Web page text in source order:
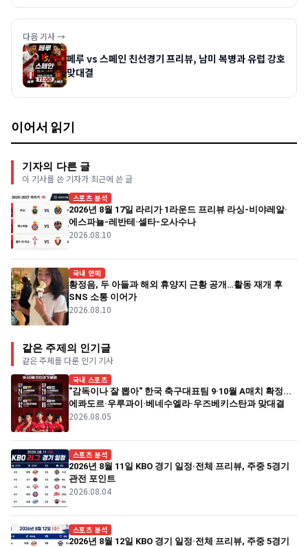
다음 기사 →
페루 vs 스페인 친선경기 프리뷰, 남미 복병과 유럽 강호
맞대결
이어서 읽기
기자의 다른 글
이 기사를 쓴 기자가 최근에 쓴 글
스포츠 분석
2026년 8월 17일 라리가 1라운드 프리뷰 라싱-비야레알·
에스파뇰-레반테·셀타-오사수나
2026.08.10
국내 연예
황정음, 두 아들과 해외 휴양지 근황 공개…활동 재개 후
SNS 소통 이어가
2026.08.10
같은 주제의 인기글
같은 주제를 다룬 인기 기사
국내 스포츠
"감독이나 잘 뽑아" 한국 축구대표팀 9·10월 A매치 확정...
에콰도르·우루과이·베네수엘라·우즈베키스탄과 맞대결
2026.08.05
스포츠 분석
2026년 8월 11일 KBO 경기 일정·전체 프리뷰, 주중 5경기
관전 포인트
2026.08.04
스포츠 분석
2026년 8월 12일 KBO 경기 일정·전체 프리뷰, 주중 5경기